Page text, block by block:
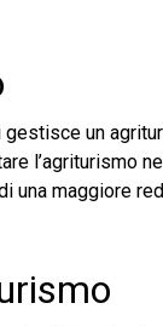
un
l’agriturismo
una maggiore